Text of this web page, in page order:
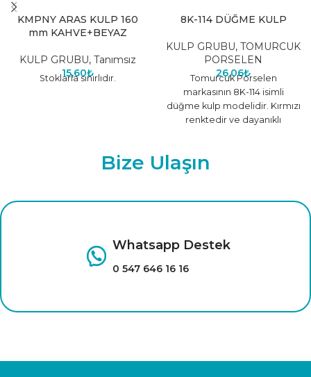
KMPNY ARAS KULP 160
mm KAHVE+BEYAZ
KULP GRUBU, Tanımsız
15,60₺
Stoklarla sınırlıdır.
8K-114 DÜĞME KULP
KULP GRUBU, TOMURCUK
PORSELEN
26,06₺
Tomurcuk Porselen
markasının 8K-114 isimli
düğme kulp modelidir. Kırmızı
renktedir ve dayanıklı
Bize Ulaşın
Whatsapp Destek
0 547 646 16 16